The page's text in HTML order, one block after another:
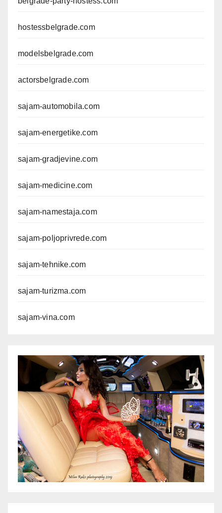
hostessbelgrade.com
modelsbelgrade.com
actorsbelgrade.com
sajam-automobila.com
sajam-energetike.com
sajam-gradjevine.com
sajam-medicine.com
sajam-namestaja.com
sajam-poljoprivrede.com
sajam-tehnike.com
sajam-turizma.com
sajam-vina.com